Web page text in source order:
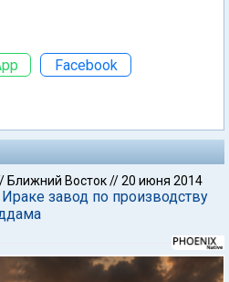
Facebook
Ближний Восток//20 июня 2014
завод по производству